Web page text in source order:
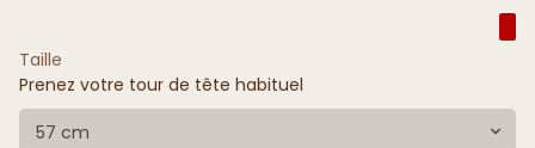
Taille
Prenez votre tour de tête habituel
57 cm